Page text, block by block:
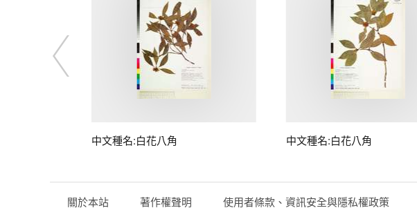
中文種名:白花八角 中文種名:白花八角
關於本站 著作權聲明 使用者條款、資訊安全與隱私權政策